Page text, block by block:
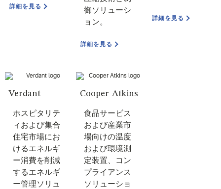
詳細を見る
御ソリューシ
ョン。
詳細を見る
詳細を見る
Verdant
ホスピタリテ
ィおよび集合
住宅市場にお
けるエネルギ
ー消費を削減
するエネルギ
ー管理ソリュ
Cooper-Atkins
食品サービス
および産業市
場向けの温度
および環境測
定装置、コン
プライアンス
ソリューショ